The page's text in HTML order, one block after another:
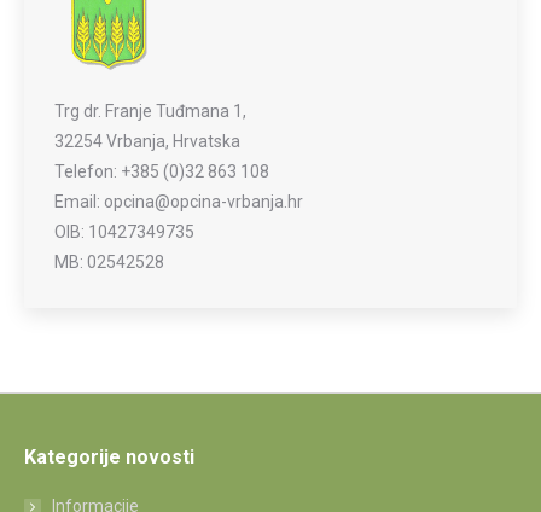
Trg dr. Franje Tuđmana 1,
32254 Vrbanja, Hrvatska
Telefon: +385 (0)32 863 108
Email: opcina@opcina-vrbanja.hr
OIB: 10427349735
MB: 02542528
Kategorije novosti
Informacije